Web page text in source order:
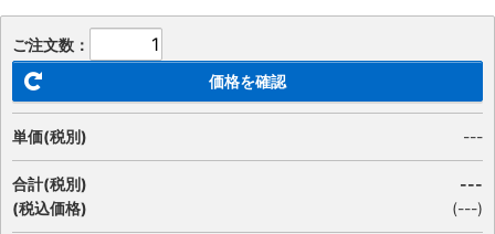
ご注文数：
価格を確認
単価(税別) ---
合計(税別)
(税込価格)
---
(---)